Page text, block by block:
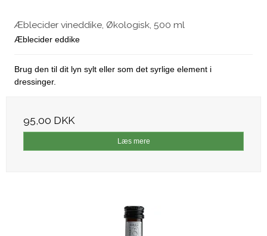
Æblecider vineddike, Økologisk, 500 ml
Æblecider eddike
Brug den til dit lyn sylt eller som det syrlige element i
dressinger.
95,00 DKK
Læs mere